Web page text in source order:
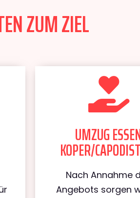
ZUM ZIEL
UMZUG
KOPER/
Nach Annahme
Angebots sorgen